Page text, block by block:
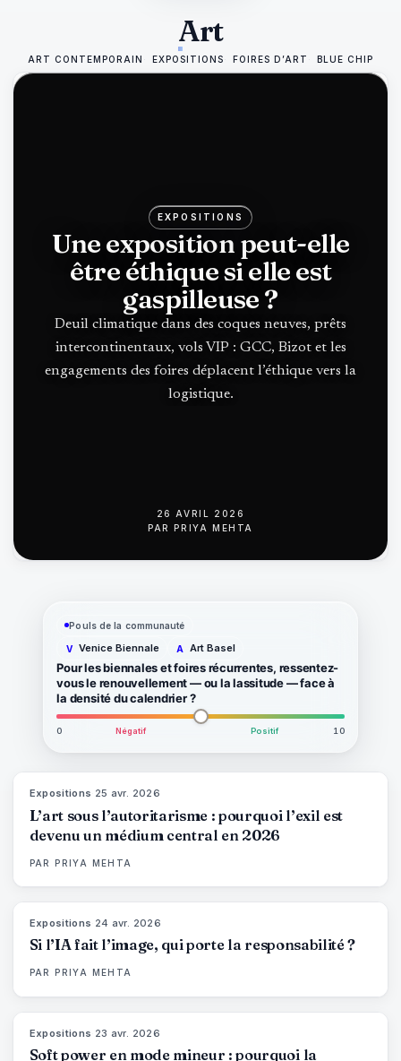
Art
ART CONTEMPORAIN EXPOSITIONS FOIRES D’ART BLUE CHIP
EXPOSITIONS
Une exposition peut-elle
être éthique si elle est
gaspilleuse ?
Deuil climatique dans des coques neuves, prêts
intercontinentaux, vols VIP : GCC, Bizot et les
engagements des foires déplacent l’éthique vers la
logistique.
26 AVRIL 2026
PAR
PRIYA MEHTA
Pouls de la communauté
V Venice Biennale A Art Basel
Pour les biennales et foires récurrentes, ressentez-
vous le renouvellement — ou la lassitude — face à
la densité du calendrier ?
0 Négatif Positif 10
Expositions 25 avr. 2026
L’art sous l’autoritarisme : pourquoi l’exil est
devenu un médium central en 2026
PAR PRIYA MEHTA
Expositions 24 avr. 2026
Si l’IA fait l’image, qui porte la responsabilité ?
PAR PRIYA MEHTA
Expositions 23 avr. 2026
Soft power en mode mineur : pourquoi la